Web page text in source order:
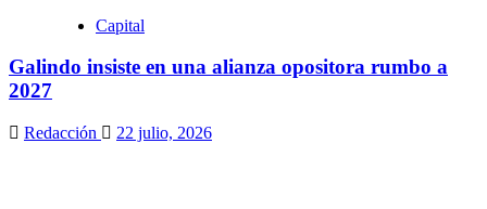
Capital
Galindo insiste en una alianza opositora rumbo a
2027
Redacción 22 julio, 2026